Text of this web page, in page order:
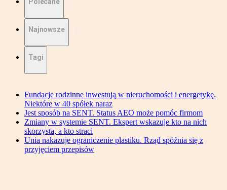
Najnowsze
Tagi
Fundacje rodzinne inwestują w nieruchomości i energetykę.
Niektóre w 40 spółek naraz
Jest sposób na SENT. Status AEO może pomóc firmom
Zmiany w systemie SENT. Ekspert wskazuje kto na nich
skorzysta, a kto straci
Unia nakazuje ograniczenie plastiku. Rząd spóźnia się z
przyjęciem przepisów